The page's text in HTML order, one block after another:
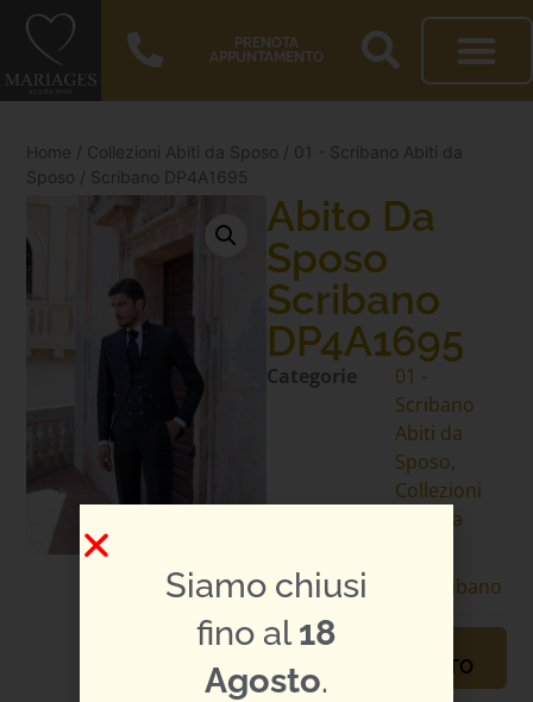
PRENOTA
APPUNTAMENTO
Home / Collezioni Abiti da Sposo / 01 - Scribano Abiti da
Sposo / Scribano DP4A1695
Abito Da
Sposo
Scribano
DP4A1695
Categorie
01 -
Scribano
Abiti da
Sposo
Collezioni
Abiti da
Specifiche abito:
Scribano
APPUNTAMENTO
Siamo chiusi
fino al18
Agosto.